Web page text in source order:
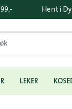
Hent i
LEKER